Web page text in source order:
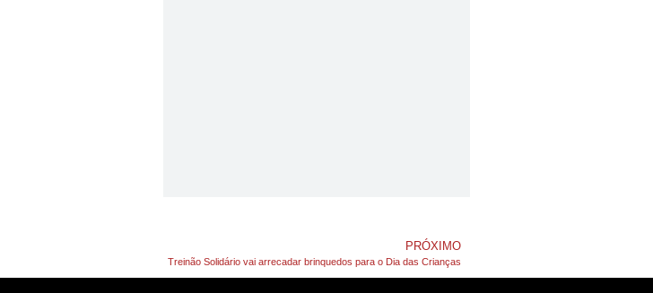
PRÓXIMO
Treinão Solidário vai arrecadar brinquedos para o Dia das Crianças